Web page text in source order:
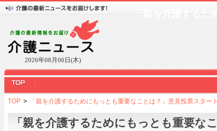
2026年08月06日(木)
「親を介護する
TOP > 「親を介護するためにもっとも重要なことは？」意見投票スター
「親を介護するためにもっとも重要な